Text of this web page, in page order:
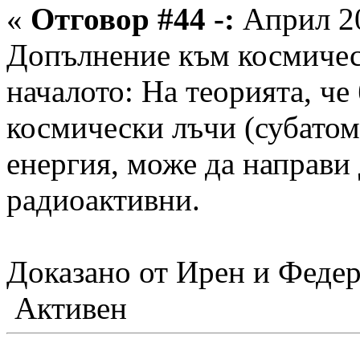
« Отговор #44 -: Април
Допълнение към
началото: На теорията,
космически лъчи
енергия, може да направи
радиоактивни.
Доказано от Ирен и
Активен